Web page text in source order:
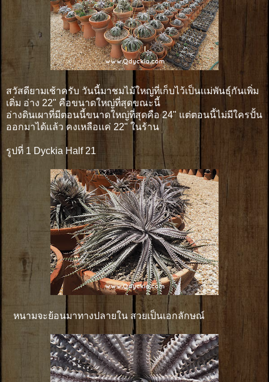
สวัสดียามเช้าครับ วันนี้มาชมไม้ใหญ่ที่เก็บไว้เป็นเเม่พันธุ์กันเพิ่ม
เติ่ม อ่าง 22" คือขนาดใหญ่ที่สุดขณะนี้
อ่างดินเผาที่มีตอนนี้ขนาดใหญ่ที่สุดคือ 24" แต่ตอนนี้ไม่มีใครปั้น
ออกมาได้เเล้ว คงเหลือเเค่ 22" ในร้าน
รูปที่ 1 Dyckia Half 21
หนามจะย้อนมาทางปลายใน สวยเป็นเอกลักษณ์